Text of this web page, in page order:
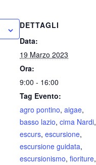
DETTAGLI
Data:
19 Marzo 2023
Ora:
9:00 - 16:00
Tag Evento:
agro pontino, aigae,
basso lazio, cima Nardi,
escurs, escursione,
escursione guidata,
escursionismo, fioriture,